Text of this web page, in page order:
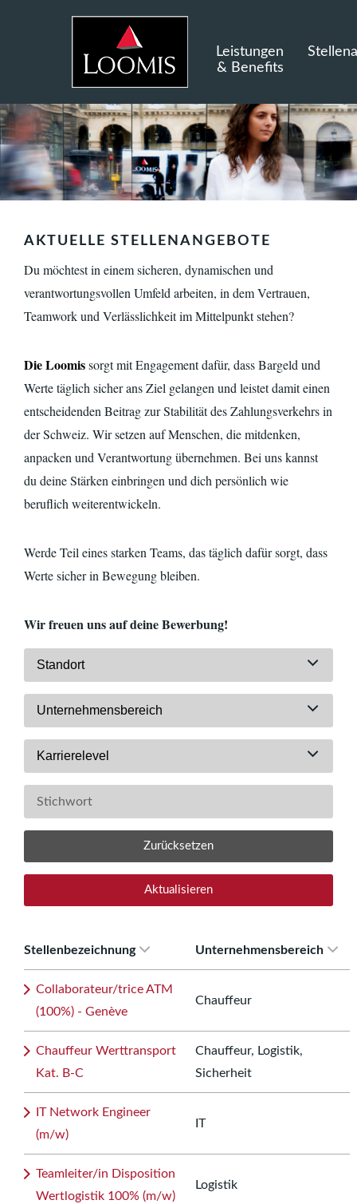
Leistungen
& Benefits
AKTUELLE STELLENANGEBOTE
Du möchtest in einem sicheren, dynamischen und
verantwortungsvollen Umfeld arbeiten, in dem Vertrauen,
Teamwork und Verlässlichkeit im Mittelpunkt stehen?
Die Loomissorgt mit Engagement dafür, dass Bargeld und
Werte täglich sicher ans Ziel gelangen und leistet damit einen
entscheidenden Beitrag zur Stabilität des Zahlungsverkehrs in
der Schweiz. Wir setzen auf Menschen, die mitdenken,
anpacken und Verantwortung übernehmen. Bei uns kannst
du deine Stärken einbringen und dich persönlich wie
beruflichweiterentwickeln.
Werde Teil eines starken Teams, das täglich dafür sorgt, dass
Werte sicher in Bewegung bleiben.
Wir freuen uns auf deine Bewerbung!
Standort
Unternehmensbereich
Karrierelevel
Zurücksetzen
Aktualisieren
Stellenbezeichnung Unternehmensbereich
Collaborateur/trice ATM
(100%) - Genève
Chauffeur
Chauffeur Werttransport
Kat. B-C
Chauffeur, Logistik,
Sicherheit
IT Network Engineer
(m/w)
IT
Teamleiter/in Disposition
Wertlogistik 100% (m/w)
Logistik